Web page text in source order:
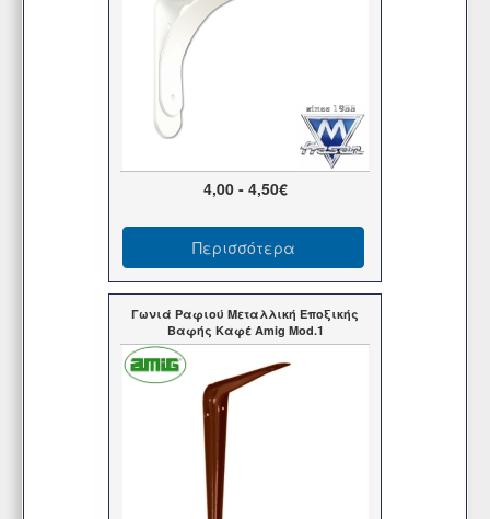
4,00 - 4,50€
Περισσότερα
Γωνιά Ραφιού Μεταλλική Εποξικής
Βαφής Καφέ Amig Mod.1